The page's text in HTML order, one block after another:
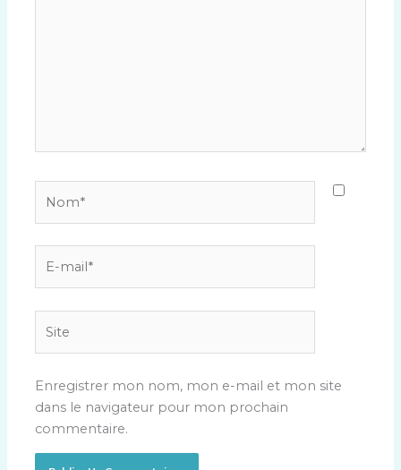
mail*
Enregistrer mon nom, mon e-mail et mon site
dans le navigateur pour mon prochain
commentaire.